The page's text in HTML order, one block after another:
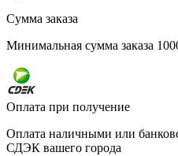
Сумма заказа
Минимальная сумма заказа
Оплата при получение
Оплата наличными или
СДЭК вашего города